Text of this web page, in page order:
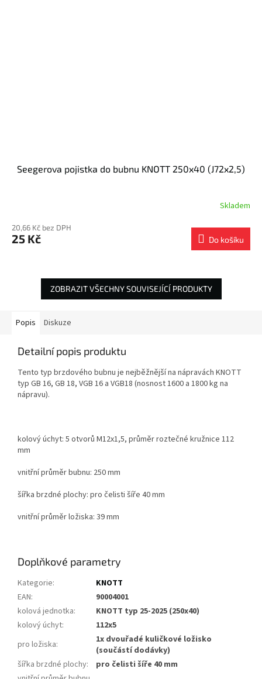
Seegerova pojistka do bubnu KNOTT 250x40 (J72x2,5)
Skladem
20,66 Kč bez DPH
25 Kč Do košíku
ZOBRAZIT VŠECHNY SOUVISEJÍCÍ PRODUKTY
Popis Diskuze
Detailní popis produktu
Tento typ brzdového bubnu je nejběžnější na nápravách KNOTT
typ GB 16, GB 18, VGB 16 a VGB18 (nosnost 1600 a 1800 kg na
nápravu).
kolový úchyt: 5 otvorů M12x1,5, průměr roztečné kružnice 112
mm
vnitřní průměr bubnu: 250 mm
šířka brzdné plochy: pro čelisti šíře 40 mm
vnitřní průměr ložiska: 39 mm
Doplňkové parametry
Kategorie:
KNOTT
EAN:
90004001
kolová jednotka:
KNOTT typ 25-2025 (250x40)
kolový úchyt:
112x5
pro ložiska:
1x dvouřadé kuličkové ložisko
(součástí dodávky)
šířka brzdné plochy:
pro čelisti šíře 40 mm